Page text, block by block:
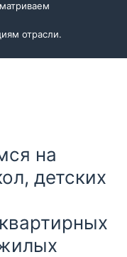
отрасли.
на
детских